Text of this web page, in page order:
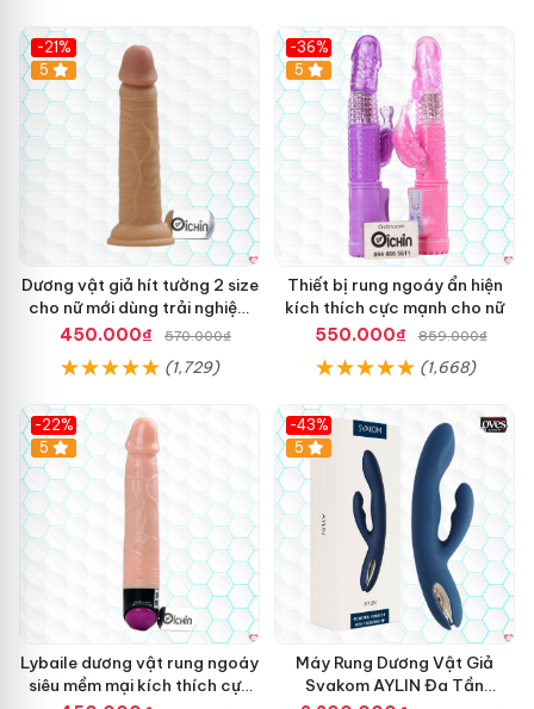
-21%
Hot
5
Dương vật giả hít tường 2 size
cho nữ mới dùng trải nghiệm
thật
450.000₫ 570.000₫
(1,729)
-36%
Hot
5
Thiết bị rung ngoáy ẩn hiện
kích thích cực mạnh cho nữ
550.000₫
859.000₫
(1,668)
-22%
Hot
5
Lybaile dương vật rung ngoáy
siêu mềm mại kích thích cực
-43%
Hot
5
Máy Rung Dương Vật Giả
Svakom AYLIN Đa Tần